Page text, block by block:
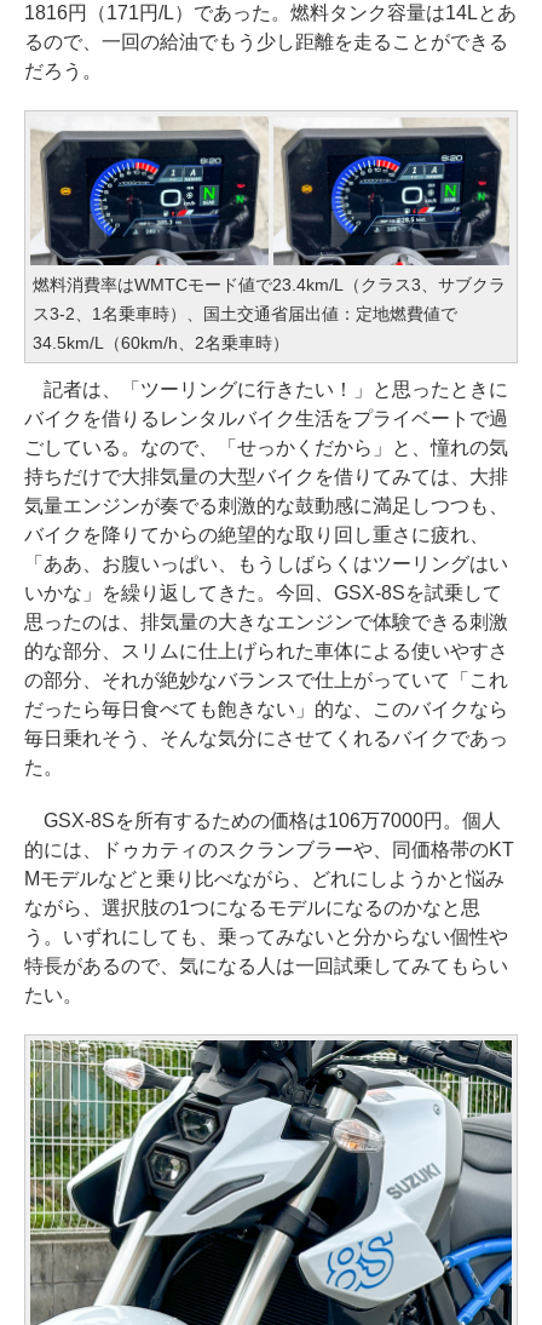
1816円（171円/L）であった。燃料タンク容量は14Lとあ
るので、一回の給油でもう少し距離を走ることができる
だろう。
燃料消費率はWMTCモード値で23.4km/L（クラス3、サブクラ
ス3-2、1名乗車時）、国土交通省届出値：定地燃費値で
34.5km/L（60km/h、2名乗車時）
記者は、「ツーリングに行きたい！」と思ったときに
バイクを借りるレンタルバイク生活をプライベートで過
ごしている。なので、「せっかくだから」と、憧れの気
持ちだけで大排気量の大型バイクを借りてみては、大排
気量エンジンが奏でる刺激的な鼓動感に満足しつつも、
バイクを降りてからの絶望的な取り回し重さに疲れ、
「ああ、お腹いっぱい、もうしばらくはツーリングはい
いかな」を繰り返してきた。今回、GSX-8Sを試乗して
思ったのは、排気量の大きなエンジンで体験できる刺激
的な部分、スリムに仕上げられた車体による使いやすさ
の部分、それが絶妙なバランスで仕上がっていて「これ
だったら毎日食べても飽きない」的な、このバイクなら
毎日乗れそう、そんな気分にさせてくれるバイクであっ
た。
GSX-8Sを所有するための価格は106万7000円。個人
的には、ドゥカティのスクランブラーや、同価格帯のKT
Mモデルなどと乗り比べながら、どれにしようかと悩み
ながら、選択肢の1つになるモデルになるのかなと思
う。いずれにしても、乗ってみないと分からない個性や
特長があるので、気になる人は一回試乗してみてもらい
たい。